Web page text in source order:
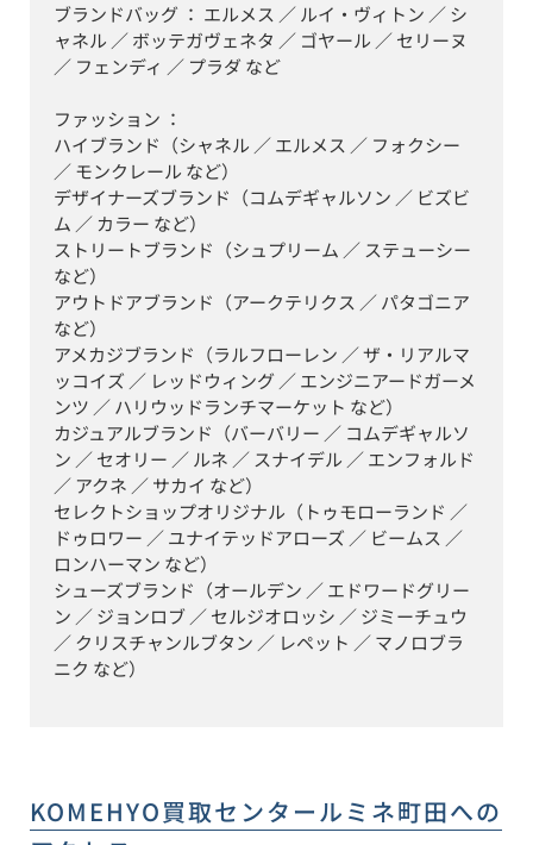
ブランドバッグ ： エルメス ／ ルイ・ヴィトン ／ シ
ャネル ／ ボッテガヴェネタ ／ ゴヤール ／ セリーヌ
／ フェンディ ／ プラダ など
ファッション ：
ハイブランド（シャネル ／ エルメス ／ フォクシー
／ モンクレール など）
デザイナーズブランド（コムデギャルソン ／ ビズビ
ム ／ カラー など）
ストリートブランド（シュプリーム ／ ステューシー
など）
アウトドアブランド（アークテリクス ／ パタゴニア
など）
アメカジブランド（ラルフローレン ／ ザ・リアルマ
ッコイズ ／ レッドウィング ／ エンジニアードガーメ
ンツ ／ ハリウッドランチマーケット など）
カジュアルブランド（バーバリー ／ コムデギャルソ
ン ／ セオリー ／ ルネ ／ スナイデル ／ エンフォルド
／ アクネ ／ サカイ など）
セレクトショップオリジナル（トゥモローランド ／
ドゥロワー ／ ユナイテッドアローズ ／ ビームス ／
ロンハーマン など）
シューズブランド（オールデン ／ エドワードグリー
ン ／ ジョンロブ ／ セルジオロッシ ／ ジミーチュウ
／ クリスチャンルブタン ／ レペット ／ マノロブラ
ニク など）
KOMEHYO買取センタールミネ町田への